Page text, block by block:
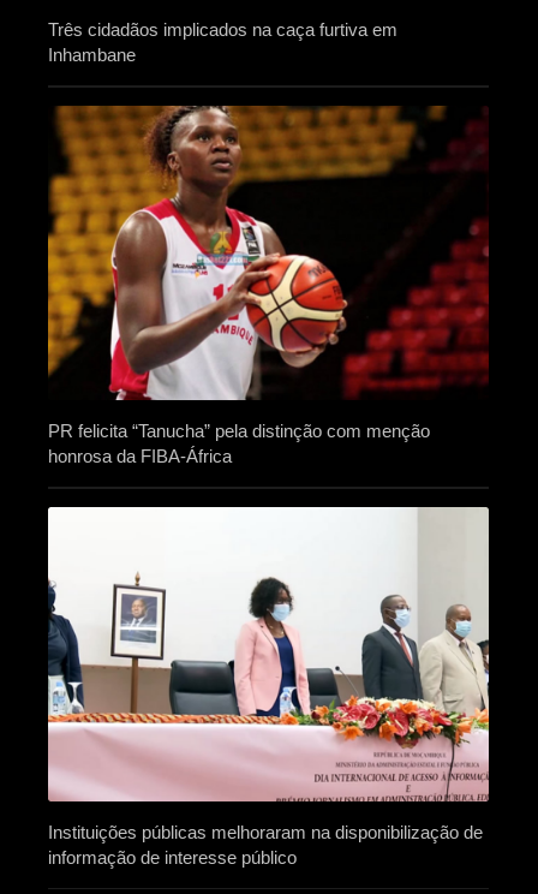
Três cidadãos implicados na caça furtiva em
Inhambane
PR felicita “Tanucha” pela distinção com menção
honrosa da FIBA-África
Instituições públicas melhoraram na disponibilização de
informação de interesse público